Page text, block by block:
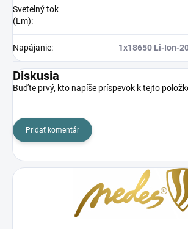
Svetelný tok
(Lm):
Napájanie: 1x18650 Li-Ion-
Diskusia
Buďte prvý, kto napíše príspevok k tejto
Pridať komentár